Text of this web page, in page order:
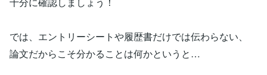
では、エントリーシートや履歴書だけでは伝わらない、
論文だからこそ分かることは何かというと…